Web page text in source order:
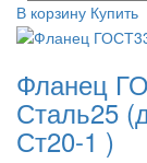
В корзину Купить
Фланец
Сталь25
Ст20-1 )